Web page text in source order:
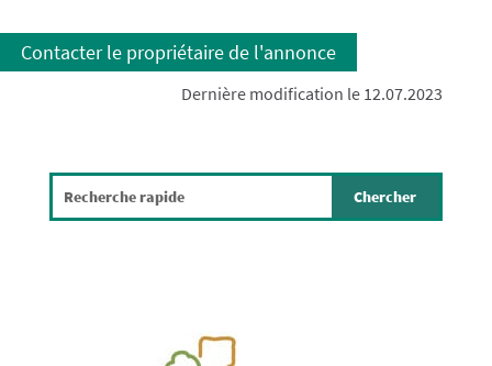
Contacter le propriétaire de l'annonce
Dernière modification le 12.07.2023